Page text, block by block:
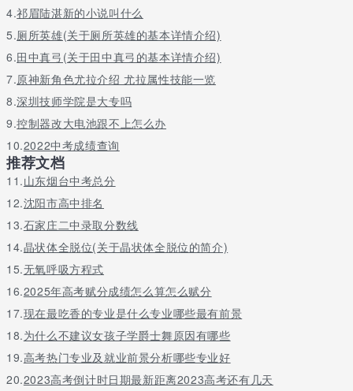
体育考试科目在中考报名时由考生网上填报，确认后不得更改。如
考生申请择考、免考、缓考，须同时在网上填报。体育考试安排按
施方案》的通知(珠教体〔2018〕8号)执行。各区教育行政部门汇
总《国家学生体质健康标准》(含在外地就读的本市户籍考生)成绩
后，与中考体育成绩一起报送市招生办。
以上就是学校点评小编为大家整理的2019年珠海中考考试时间及科
目，仅供参考！
4.祁眉陆湛新的小说叫什么
5.厕所英雄(关于厕所英雄的基本详情介绍)
6.田中真弓(关于田中真弓的基本详情介绍)
7.原神新角色尤拉介绍 尤拉属性技能一览
8.深圳技师学院是大专吗
9.控制器改大电池跟不上怎么办
10.2022中考成绩查询
推荐文档
11.山东烟台中考总分
12.沈阳市高中排名
13.石家庄二中录取分数线
14.晶状体全脱位(关于晶状体全脱位的简介)
15.无氧呼吸方程式
16.2025年高考赋分成绩怎么算怎么赋分
17.现在最吃香的专业是什么专业哪些最有前景
18.为什么不建议女孩子学爵士舞原因有哪些
19.高考热门专业及就业前景分析哪些专业好
20.2023高考倒计时日期最新距离2023高考还有几天